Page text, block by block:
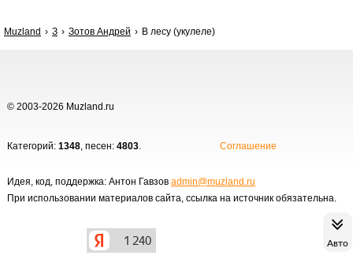
Авто
Muzland З Зотов Андрей В лесу (укулеле)
© 2003-2026 Muzland.ru
Категорий: 1348, песен: 4803. Соглашение
Идея, код, поддержка: Антон Гавзов admin@muzland.ru
При использовании материалов сайта, ссылка на источник обязательна.